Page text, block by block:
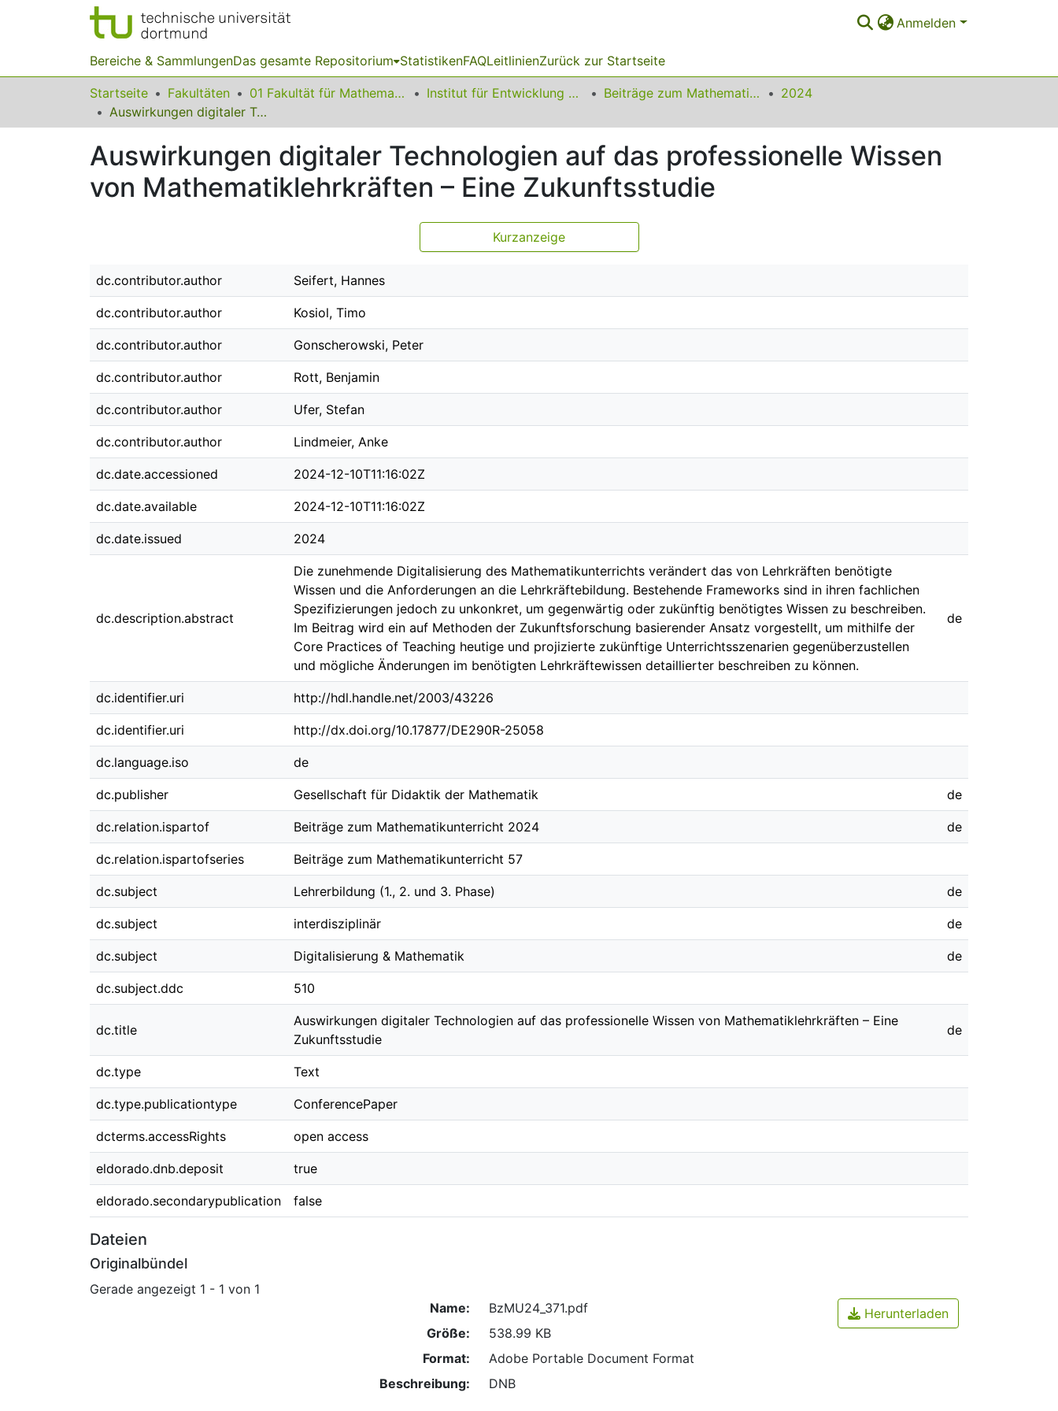
Anmelden
Bereiche & SammlungenDas gesamte Repositorium StatistikenFAQLeitlinienZurück zur Startseite
Startseite Fakultäten 01 Fakultät für Mathematik Institut für Entwicklung und Erforschung des Mathematikunterrichts Beiträge zum Mathematikunterricht
2024
Auswirkungen digitaler Technologien auf das professionelle Wissen von Mathematiklehrkräften – Eine Zukunftsstudie
Auswirkungen digitaler Technologien auf das professionelle Wissen
von Mathematiklehrkräften – Eine Zukunftsstudie
Kurzanzeige
dc.contributor.author Seifert, Hannes
dc.contributor.author Kosiol, Timo
dc.contributor.author Gonscherowski, Peter
dc.contributor.author Rott, Benjamin
dc.contributor.author Ufer, Stefan
dc.contributor.author Lindmeier, Anke
dc.date.accessioned 2024-12-10T11:16:02Z
dc.date.available 2024-12-10T11:16:02Z
dc.date.issued 2024
dc.description.abstract
Die zunehmende Digitalisierung des Mathematikunterrichts verändert das von Lehrkräften benötigte
Wissen und die Anforderungen an die Lehrkräftebildung. Bestehende Frameworks sind in ihren fachlichen
Spezifizierungen jedoch zu unkonkret, um gegenwärtig oder zukünftig benötigtes Wissen zu beschreiben.
Im Beitrag wird ein auf Methoden der Zukunftsforschung basierender Ansatz vorgestellt, um mithilfe der
Core Practices of Teaching heutige und projizierte zukünftige Unterrichtsszenarien gegenüberzustellen
und mögliche Änderungen im benötigten Lehrkräftewissen detaillierter beschreiben zu können.
de
dc.identifier.uri http://hdl.handle.net/2003/43226
dc.identifier.uri http://dx.doi.org/10.17877/DE290R-25058
dc.language.iso de
dc.publisher Gesellschaft für Didaktik der Mathematik de
dc.relation.ispartof Beiträge zum Mathematikunterricht 2024 de
dc.relation.ispartofseries Beiträge zum Mathematikunterricht 57
dc.subject Lehrerbildung (1., 2. und 3. Phase) de
dc.subject interdisziplinär de
dc.subject Digitalisierung & Mathematik de
dc.subject.ddc 510
dc.title
Auswirkungen digitaler Technologien auf das professionelle Wissen von Mathematiklehrkräften – Eine
Zukunftsstudie
de
dc.type Text
dc.type.publicationtype ConferencePaper
dcterms.accessRights open access
eldorado.dnb.deposit true
eldorado.secondarypublication false
Dateien
Originalbündel
Gerade angezeigt 1 - 1 von 1
Name:
BzMU24_371.pdf
Größe:
538.99 KB
Format:
Adobe Portable Document Format
Beschreibung:
DNB
Herunterladen